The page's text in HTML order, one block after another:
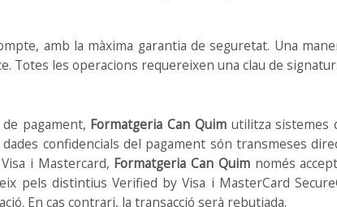
amb la màxima garantia de seguretat. Una
Totes les operacions requereixen una clau de
pagament, Formatgeria Can Quimutilitza sistemes
confidencials del pagament són transmeses
i Mastercard, Formatgeria Can Quimnomés
pels distintius Verified by Visa i MasterCard
En cas contrari, la transacció serà rebutjada.